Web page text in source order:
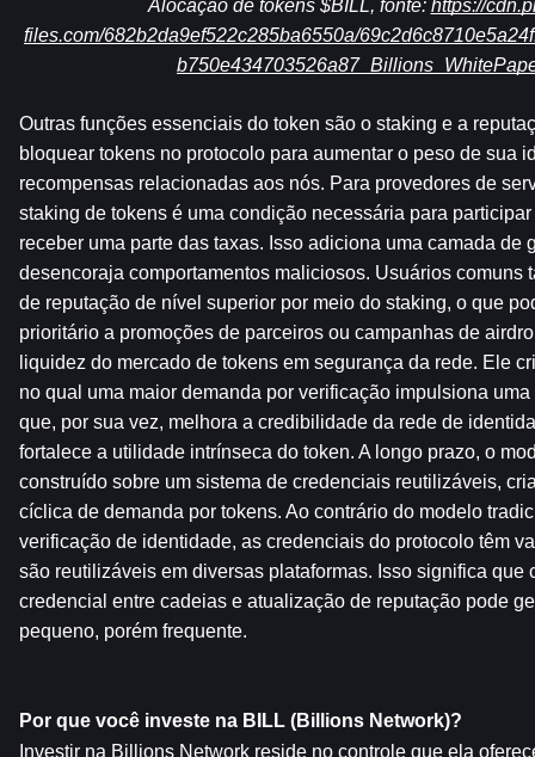
Alocação de tokens $BILL, fonte: https://
files.com/682b2da9ef522c285ba6550a/
Outras funções essenciais do token são o staking e a
bloquear tokens no protocolo para aumentar o peso de sua
recompensas relacionadas aos nós. Para provedores de
staking de tokens é uma condição necessária para
receber uma parte das taxas. Isso adiciona uma camada de
desencoraja comportamentos maliciosos. Usuários comuns
de reputação de nível superior por meio do staking, o que
prioritário a promoções de parceiros ou campanhas de
liquidez do mercado de tokens em segurança da rede. Ele
no qual uma maior demanda por verificação impulsiona
que, por sua vez, melhora a credibilidade da rede de
fortalece a utilidade intrínseca do token. A longo prazo, o
construído sobre um sistema de credenciais reutilizáveis,
cíclica de demanda por tokens. Ao contrário do modelo
verificação de identidade, as credenciais do protocolo têm
são reutilizáveis ​​em diversas plataformas. Isso significa que
credencial entre cadeias e atualização de reputação pode
pequeno, porém frequente.
Por que você investe na BILL (Billions Network)?
Investir na Billions Network reside no controle que ela